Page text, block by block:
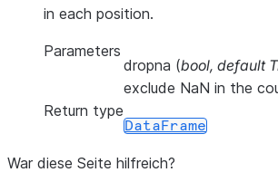
in each position.
Parameters
dropna (bool, default
exclude NaN in the
Return type
DataFrame
War diese Seite hilfreich?